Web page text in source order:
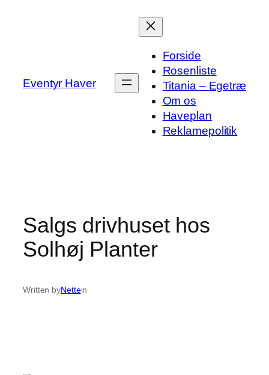
Eventyr Haver
Forside
Rosenliste
Titania – Egetræ
Om os
Haveplan
Reklamepolitik
Salgs drivhuset hos
Solhøj Planter
Written byNettein